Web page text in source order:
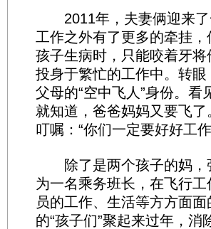
2011年，夫妻俩迎来了
工作之外有了更多的牵挂
孩子生病时，只能咬着牙
投身于繁忙的工作中。转
父母的“空中飞人”身份。
就知道，爸爸妈妈又要飞
叮嘱：“你们一定要好好工
除了是两个孩子的妈，
为一名乘务班长，在飞行
员的工作、生活等方方面
的“孩子们”聚起来过年，